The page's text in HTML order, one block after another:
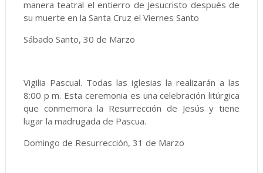
manera teatral el entierro de Jesucristo después de
su muerte en la Santa Cruz el Viernes Santo
Sábado Santo, 30 de Marzo
Vigilia Pascual. Todas las iglesias la realizarán a las
8:00 p m. Esta ceremonia es una celebración litúrgica
que conmemora la Resurrección de Jesús y tiene
lugar la madrugada de Pascua.
Domingo de Resurrección, 31 de Marzo